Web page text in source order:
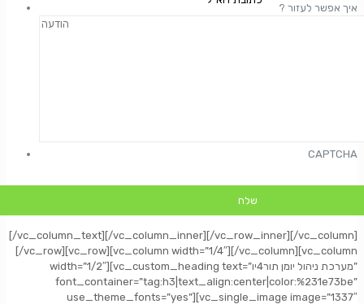
? איך אפשר לעזור
CAPTCHA
[/vc_column_text][/vc_column_inner][/vc_row_inner][/vc_column]
[/vc_row][vc_row][vc_column width=”1/4″][/vc_column][vc_column
width=”1/2″][vc_custom_heading text=”מערכת ניהול יומן תור4יו”
font_container=”tag:h3|text_align:center|color:%231e73be”
use_theme_fonts=”yes”][vc_single_image image=”1337″